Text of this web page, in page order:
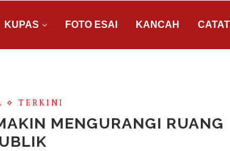
KUPAS FOTO ESAI KANCAH
T E R K I N I
MENGURANGI RUANG